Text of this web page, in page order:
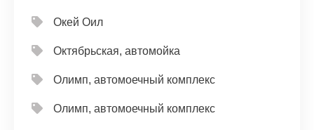
Окей Оил
Октябрьская, автомойка
Олимп, автомоечный комплекс
Олимп, автомоечный комплекс